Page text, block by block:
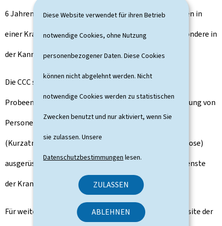
Diese Website verwendet für ihren Betrieb
notwendige Cookies, ohne Nutzung
personenbezogener Daten. Diese Cookies
können nicht abgelehnt werden. Nicht
notwendige Cookies werden zu statistischen
Zwecken benutzt und nur aktiviert, wenn Sie
sie zulassen. Unsere
Datenschutzbestimmungen lesen.
ZULASSEN
ABLEHNEN
6 Jahren müssen von ihrem Hausarzt oder bei Notfällen in
einer Krankenhausstruktur behandelt werden, insbesondere in
der Kannerklinik des CHL.
Die CCC sind weder Teststationen noch
Probeentnahmezentren. Sie sind nicht für die Behandlung von
Personen mit ernsthaften Gesundheitsproblemen
(Kurzatmigkeit, Brustschmerzen, starkes Fieber, Zyanose)
ausgerüstet. Diese Personen müssen sich an die Notdienste
der Krankenhäuser wenden.
Für weitere Informationen besuchen Sie bitte die Website der